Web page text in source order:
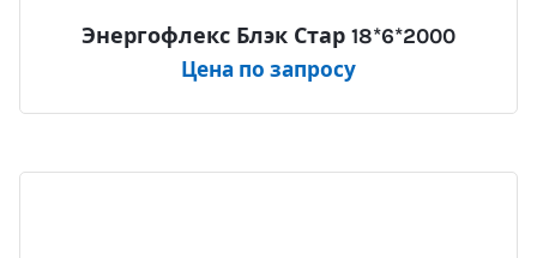
Энергофлекс Блэк Стар 18*6*2000
Цена по запросу